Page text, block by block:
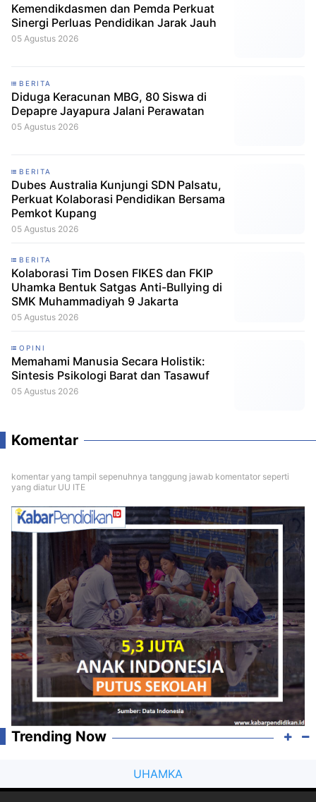
Kemendikdasmen dan Pemda Perkuat
Sinergi Perluas Pendidikan Jarak Jauh
05 Agustus 2026
BERITA
Diduga Keracunan MBG, 80 Siswa di
Depapre Jayapura Jalani Perawatan
05 Agustus 2026
BERITA
Dubes Australia Kunjungi SDN Palsatu,
Perkuat Kolaborasi Pendidikan Bersama
Pemkot Kupang
05 Agustus 2026
BERITA
Kolaborasi Tim Dosen FIKES dan FKIP
Uhamka Bentuk Satgas Anti-Bullying di
SMK Muhammadiyah 9 Jakarta
05 Agustus 2026
OPINI
Memahami Manusia Secara Holistik:
Sintesis Psikologi Barat dan Tasawuf
05 Agustus 2026
Komentar
komentar yang tampil sepenuhnya tanggung jawab komentator seperti
yang diatur UU ITE
Trending Now
UHAMKA